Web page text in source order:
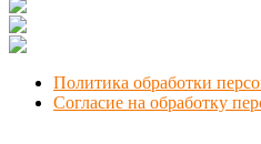
Политика обработки
Согласие на обработку